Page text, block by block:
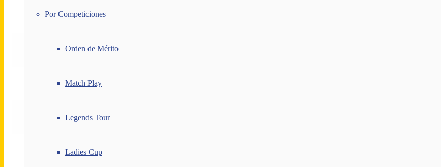
Por Competiciones
Orden de Mérito
Match Play
Legends Tour
Ladies Cup